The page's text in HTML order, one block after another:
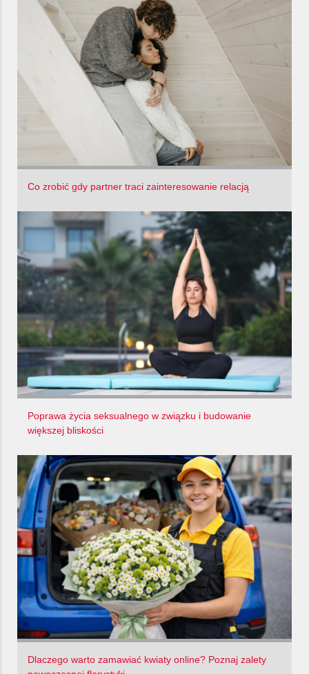
Co zrobić gdy partner traci zainteresowanie relacją
Poprawa życia seksualnego w związku i budowanie
większej bliskości
Dlaczego warto zamawiać kwiaty online? Poznaj zalety